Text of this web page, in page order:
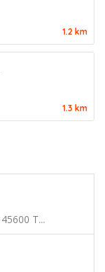
1.2 km
1.3 km
T...